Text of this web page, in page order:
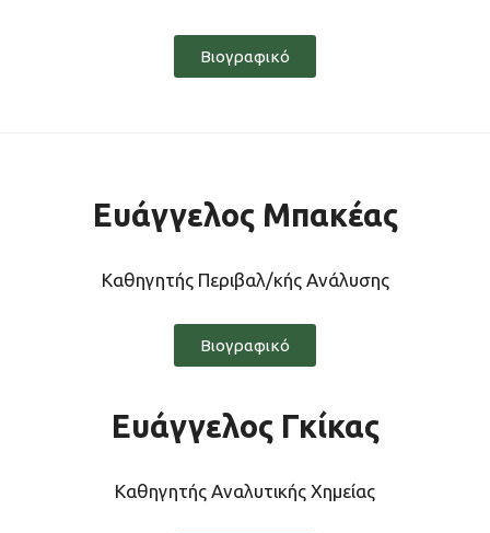
Βιογραφικό
Ευάγγελος Μπακέας
Καθηγητής Περιβαλ/κής Ανάλυσης
Βιογραφικό
Ευάγγελος Γκίκας
Καθηγητής Αναλυτικής Χημείας